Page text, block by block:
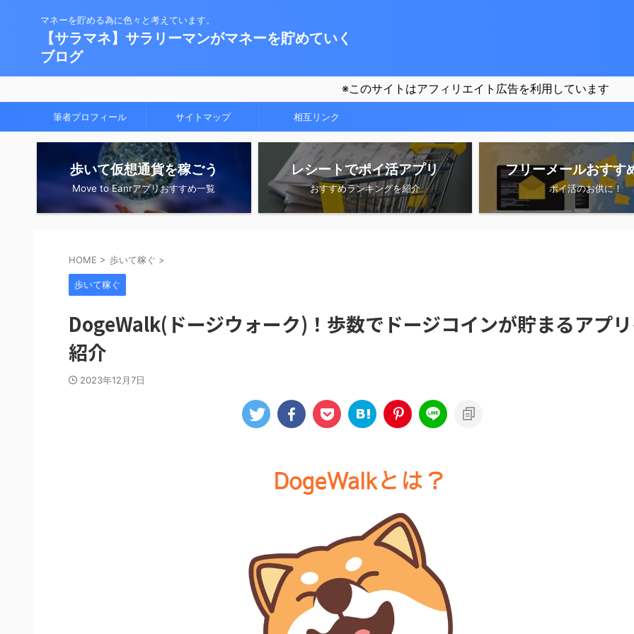
マネーを貯める為に色々と考えています。
【サラマネ】サラリーマンがマネーを貯めていく
ブログ
※このサイトはアフィリエイト広告を利用しています
筆者プロフィール サイトマップ 相互リンク
歩いて仮想通貨を稼ごう
Move to Eanrアプリおすすめ一覧
レシートでポイ活アプリ
おすすめランキングを紹介
フリーメールおすす
ポイ活のお供に！
HOME > 歩いて稼ぐ >
歩いて稼ぐ
DogeWalk(ドージウォーク)！歩数でドージコインが貯まるアプ
紹介
2023年12月7日